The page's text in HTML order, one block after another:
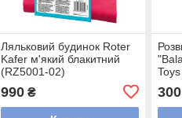
Ляльковий будинок Roter
Kafer м'який блакитний
(RZ5001-02)
990₴ 300